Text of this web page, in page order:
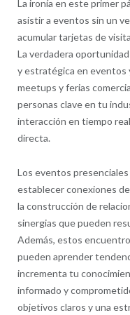
La ironía en este primer
asistir a eventos sin un
acumular tarjetas de
La verdadera
y estratégica en eventos
meetups y ferias
personas clave en tu
interacción en tiempo
directa.
Los eventos
establecer conexiones
la construcción de
sinergias que pueden
Además, estos
pueden aprender
incrementa tu
informado y
objetivos claros y una